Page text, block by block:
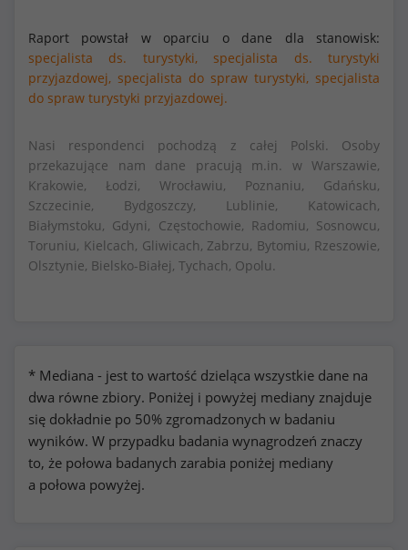
Raport powstał w oparciu o dane dla stanowisk:
specjalista ds. turystyki,
specjalista ds. turystyki
przyjazdowej, specjalista do spraw turystyki, specjalista
do spraw turystyki przyjazdowej.
Nasi respondenci pochodzą z całej Polski. Osoby
przekazujące nam dane pracują m.in. w Warszawie,
Krakowie, Łodzi, Wrocławiu, Poznaniu, Gdańsku,
Szczecinie, Bydgoszczy, Lublinie, Katowicach,
Białymstoku, Gdyni, Częstochowie, Radomiu, Sosnowcu,
Toruniu, Kielcach, Gliwicach, Zabrzu, Bytomiu, Rzeszowie,
Olsztynie, Bielsko-Białej, Tychach, Opolu.
* Mediana - jest to wartość dzieląca wszystkie dane na
dwa równe zbiory. Poniżej i powyżej mediany znajduje
się dokładnie po 50% zgromadzonych w badaniu
wyników. W przypadku badania wynagrodzeń znaczy
to, że połowa badanych zarabia poniżej mediany
a połowa powyżej.